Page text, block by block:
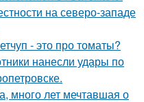
на северо-западе
- это про томаты?
нанесли удары по
много лет мечтавшая о